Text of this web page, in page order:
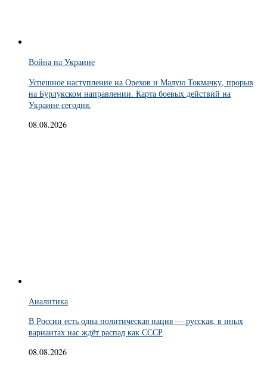
Война на Украине
Успешное наступление на Орехов и Малую Токмачку, прорыв
на Бурлукском направлении. Карта боевых действий на
Украине сегодня.
08.08.2026
Аналитика
В России есть одна политическая нация — русская, в иных
вариантах нас ждёт распад как СССР
08.08.2026